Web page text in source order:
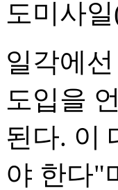
도미사
일각에
도입을
된다. 이
야 한다"